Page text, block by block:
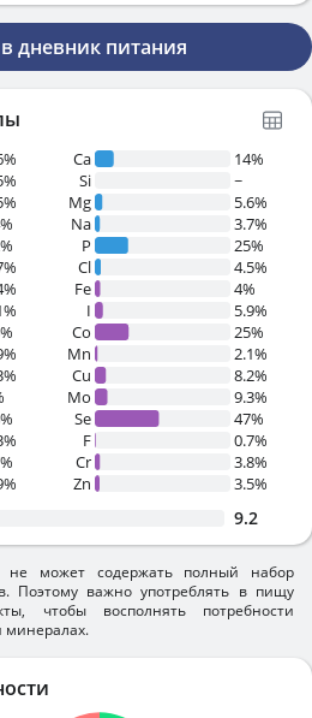
дневник питания
Ca
14%
Si
~
Mg
5.6%
Na
3.7%
P
25%
Cl
4.5%
Fe
4%
I
5.9%
Co
25%
Mn
2.1%
Cu
8.2%
Mo
9.3%
Se
47%
F
0.7%
Cr
3.8%
Zn
3.5%
9.2
не может содержать полный набор
Поэтому важно употреблять в пищу
чтобы восполнять потребности
минералах.